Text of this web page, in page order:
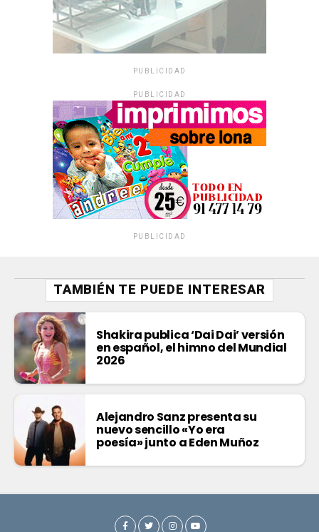
PUBLICIDAD
PUBLICIDAD
PUBLICIDAD
TAMBIÉN TE PUEDE INTERESAR
Shakira publica ‘Dai Dai’ versión
en español, el himno del Mundial
2026
Alejandro Sanz presenta su
nuevo sencillo «Yo era
poesía» junto a Eden Muñoz